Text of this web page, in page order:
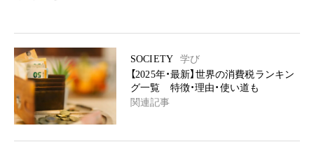
SOCIETY
学び
【2025年・最新】世界の消費税ランキン
グ一覧 特徴・理由・使い道も
関連記事